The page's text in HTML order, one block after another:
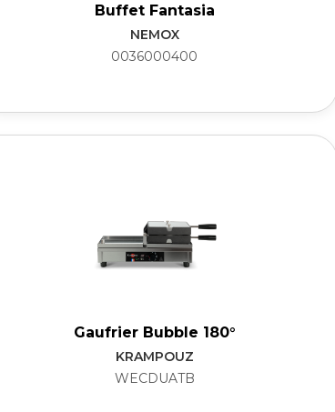
Buffet Fantasia
NEMOX
0036000400
Gaufrier Bubble 180°
KRAMPOUZ
WECDUATB